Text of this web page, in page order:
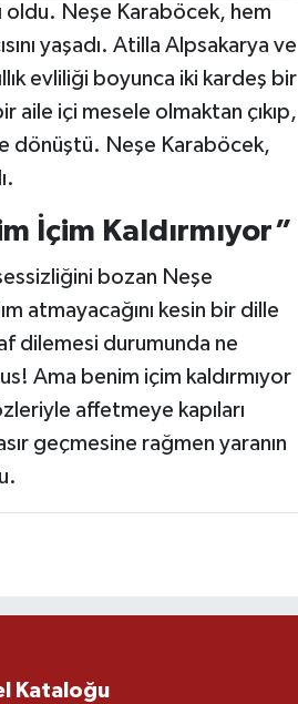
oldu. Neşe Karaböcek, hem
yaşadı. Atilla Alpsakarya ve
evliliği boyunca iki kardeş bir
aile içi mesele olmaktan çıkıp,
dönüştü. Neşe Karaböcek,
İçim Kaldırmıyor”
bozan Neşe
atmayacağını kesin bir dille
dilemesi durumunda ne
Ama benim içim kaldırmıyor
affetmeye kapıları
geçmesine rağmen yaranın
Kataloğu